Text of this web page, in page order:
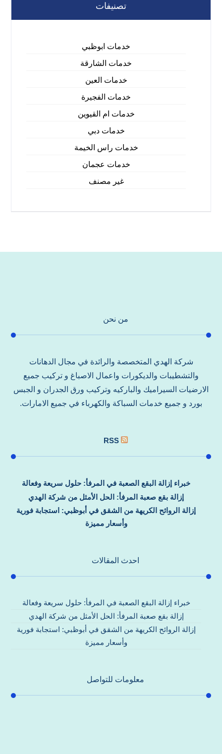
تصنيفات
خدمات ابوظبي
خدمات الشارقة
خدمات العين
خدمات الفجيرة
خدمات ام القيوين
خدمات دبي
خدمات راس الخيمة
خدمات عجمان
غير مصنف
من نحن
شركة الهدي المتخصصة والرائدة في مجال الدهانات
والتشطيبات والديكورات واعمال الاصباغ و تركيب جميع
الارضيات السيراميك والباركيه وتركيب ورق الجدران و الجبس
بورد و جميع خدمات السباكة والكهرباء في جميع الامارات.
RSS
خبراء إزالة البقع الصعبة في المرفأ: حلول سريعة وفعالة
إزالة بقع صعبة المرفأ: الحل الأمثل من شركة الهدي
إزالة الروائح الكريهة من الشقق في أبوظبي: استجابة فورية
وأسعار مميزة
احدث المقالات
خبراء إزالة البقع الصعبة في المرفأ: حلول سريعة وفعالة
إزالة بقع صعبة المرفأ: الحل الأمثل من شركة الهدي
إزالة الروائح الكريهة من الشقق في أبوظبي: استجابة فورية
وأسعار مميزة
معلومات للتواصل